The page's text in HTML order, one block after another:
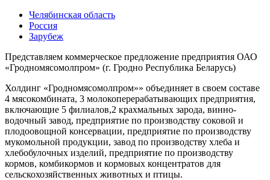
Челябинская область
Россия
Зарубеж
Представляем коммерческое предложение предприятия ОАО
«Гродномясомолпром» (г. Гродно Республика Беларусь)
Холдинг «Гродномясомолпром»» объединяет в своем составе
4 мясокомбината, 3 молокоперерабатывающих предприятия,
включающие 5 филиалов,2 крахмальных зарода, винно-
водочный завод, предприятие по производству соковой и
плодоовощной консервации, предприятие по производству
мукомольной продукции, завод по производству хлеба и
хлебобулочных изделий, предприятие по производству
кормов, комбикормов и кормовых концентратов для
сельскохозяйственных животных и птицы.